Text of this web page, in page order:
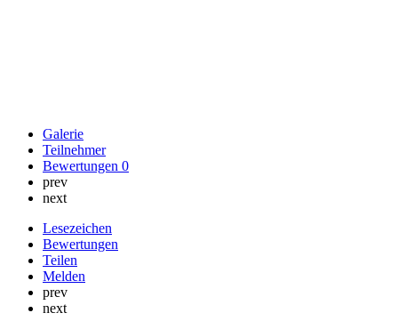
Galerie
Teilnehmer
Bewertungen 0
prev
next
Lesezeichen
Bewertungen
Teilen
Melden
prev
next